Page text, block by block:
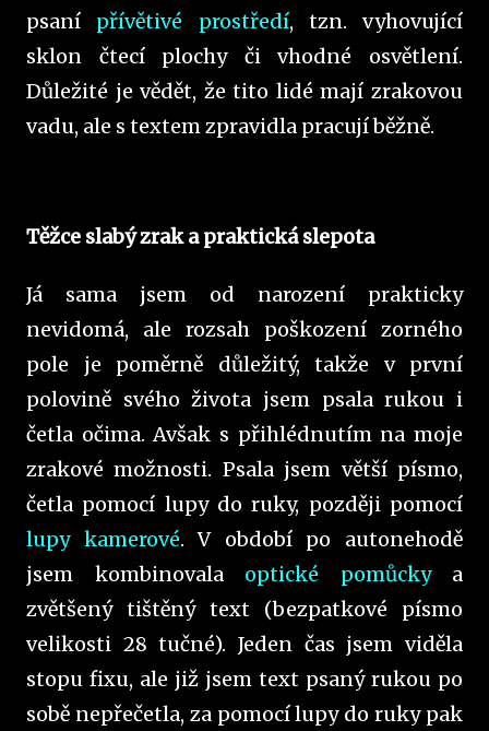
psaní přívětivé prostředí, tzn. vyhovující
sklon čtecí plochy či vhodné osvětlení.
Důležité je vědět, že tito lidé mají zrakovou
vadu, ale s textem zpravidla pracují běžně.
Těžce slabý zrak a praktická slepota
Já sama jsem od narození prakticky
nevidomá, ale rozsah poškození zorného
pole je poměrně důležitý, takže v první
polovině svého života jsem psala rukou i
četla očima. Avšak s přihlédnutím na moje
zrakové možnosti. Psala jsem větší písmo,
četla pomocí lupy do ruky, později pomocí
lupy kamerové. V období po autonehodě
jsem kombinovala optické pomůckya
zvětšený tištěný text (bezpatkové písmo
velikosti 28 tučné). Jeden čas jsem viděla
stopu fixu, ale již jsem text psaný rukou po
sobě nepřečetla, za pomocí lupy do ruky pak